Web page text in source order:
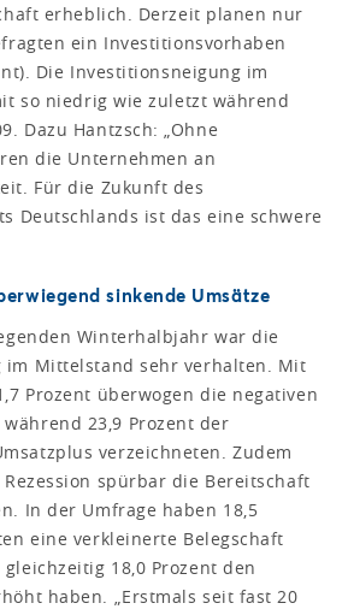
erheblich. Derzeit planen nur
ein Investitionsvorhaben
Die Investitionsneigung im
so niedrig wie zuletzt während
Dazu Hantzsch: „Ohne
die Unternehmen an
Für die Zukunft des
Deutschlands ist das eine schwere
sinkende Umsätze
Winterhalbjahr war die
im Mittelstand sehr verhalten. Mit
Prozent überwogen die negativen
23,9 Prozent der
verzeichneten. Zudem
spürbar die Bereitschaft
In der Umfrage haben 18,5
eine verkleinerte Belegschaft
18,0 Prozent den
haben. „Erstmals seit fast 20